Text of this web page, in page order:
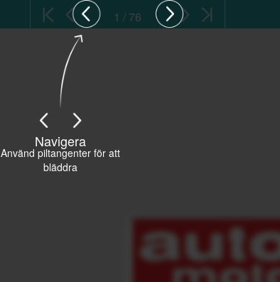
Navigera
Använd piltangenter för att
bläddra
1 / 76